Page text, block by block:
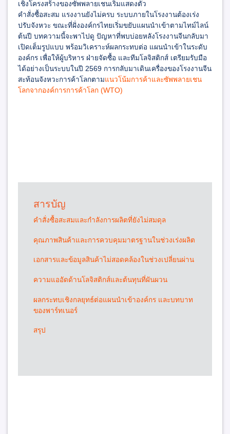
เชิงโครงสร้างของซัพพลายเชนเริ่มแสดงตัว
คำสั่งซื้อสะสม แรงงานยังไม่ครบ ระบบภายในโรงงานต้องเร่ง
ปรับจังหวะ ขณะที่ฝั่งองค์กรไทยเริ่มขยับแผนนำเข้าตามไทม์ไลน์
ต้นปี บทความนี้จะพาไปดู ปัญหาที่พบบ่อยหลังโรงงานจีนกลับมา
เปิดเต็มรูปแบบ พร้อมวิเคราะห์ผลกระทบต่อ แผนนำเข้าในระดับ
องค์กร เพื่อให้ผู้บริหาร ฝ่ายจัดซื้อ และทีมโลจิสติกส์ เตรียมรับมือ
ได้อย่างเป็นระบบในปี 2569 การกลับมาเดินเครื่องของโรงงานจีน
สะท้อนจังหวะการค้าโลกตามแนวโน้มการค้าและซัพพลายเชน
โลกจากองค์การการค้าโลก (WTO)
สารบัญ
คำสั่งซื้อสะสมและกำลังการผลิตที่ยังไม่สมดุล
คุณภาพสินค้าและการควบคุมมาตรฐานในช่วงเร่งผลิต
เอกสารและข้อมูลสินค้าไม่สอดคล้องในช่วงเปลี่ยนผ่าน
ความแออัดด้านโลจิสติกส์และต้นทุนที่ผันผวน
ผลกระทบเชิงกลยุทธ์ต่อแผนนำเข้าองค์กร และบทบาท
ของพาร์ทเนอร์
สรุป